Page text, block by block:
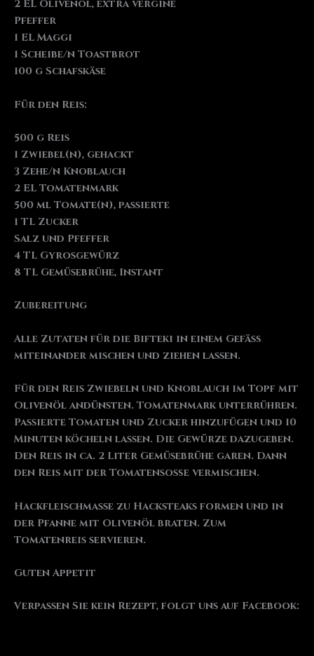
2 EL Olivenöl, extra vergine
Pfeffer
1 EL Maggi
1 Scheibe/n Toastbrot
100 g Schafskäse
Für den Reis:
500 g Reis
1 Zwiebel(n), gehackt
3 Zehe/n Knoblauch
2 EL Tomatenmark
500 ml Tomate(n), passierte
1 TL Zucker
Salz und Pfeffer
4 TL Gyrosgewürz
8 TL Gemüsebrühe, Instant
Zubereitung
Alle Zutaten für die Bifteki in einem Gefäß
miteinander mischen und ziehen lassen.
Für den Reis Zwiebeln und Knoblauch im Topf mit
Olivenöl andünsten. Tomatenmark unterrühren.
Passierte Tomaten und Zucker hinzufügen und 10
Minuten köcheln lassen. Die Gewürze dazugeben.
Den Reis in ca. 2 Liter Gemüsebrühe garen. Dann
den Reis mit der Tomatensoße vermischen.
Hackfleischmasse zu Hacksteaks formen und in
der Pfanne mit Olivenöl braten. Zum
Tomatenreis servieren.
Guten Appetit
Verpassen Sie kein Rezept, folgt uns auf Facebook: